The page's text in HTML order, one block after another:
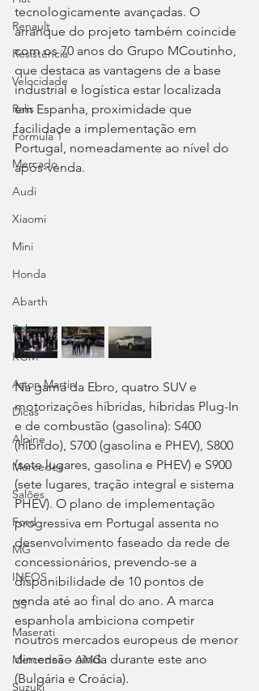
Renault
Resistência
Velocidade
Ralis
Fórmula 1
Mercado
Audi
Xiaomi
Mini
Honda
Abarth
Polestar
KGM
Aston Martin
Dicas
Alpine
Mercedes
Salões
Ford
MG
INEOS
DS
Maserati
Mercedes – AMG
Suzuki
tecnologicamente avançadas. O
arranque do projeto também coincide
com os 70 anos do Grupo MCoutinho,
que destaca as vantagens de a base
industrial e logística estar localizada
em Espanha, proximidade que
facilidade a implementação em
Portugal, nomeadamente ao nível do
após-venda.
Na gama da Ebro, quatro SUV e
motorizações híbridas, híbridas Plug-In
e de combustão (gasolina): S400
(híbrido), S700 (gasolina e PHEV), S800
(sete lugares, gasolina e PHEV) e S900
(sete lugares, tração integral e sistema
PHEV). O plano de implementação
progressiva em Portugal assenta no
desenvolvimento faseado da rede de
concessionários, prevendo-se a
disponibilidade de 10 pontos de
venda até ao final do ano. A marca
espanhola ambiciona competir
noutros mercados europeus de menor
dimensão ainda durante este ano
(Bulgária e Croácia).